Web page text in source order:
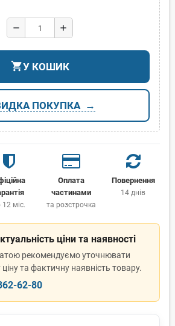
remove add
shopping_cartУ КОШИК
ПОКУПКА
12 міс.
Оплата
частинами
та розстрочка
Повернення
14 днів
ціни та наявності
рекомендуємо уточнювати
та фактичну наявність товару.
62-80